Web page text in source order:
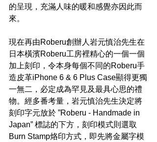
的呈現，充滿人味的暖和感覺亦因此而
來。
現在再由Roberu創辦人岩元慎治先生在
日本橫濱Roberu工房裡精心的一個一個
加上刻印，令本身每個不同的Roberu手
造皮革iPhone 6 & 6 Plus Case顯得更獨
一無二，必定成為罕見及最具心思的禮
物。經多番考量，岩元慎治先生決定將
刻印字元放於 ”Roberu - Handmade in
Japan” 標誌的下方，刻印模式則選取
Burn Stamp烙印方式，即先將金屬字模